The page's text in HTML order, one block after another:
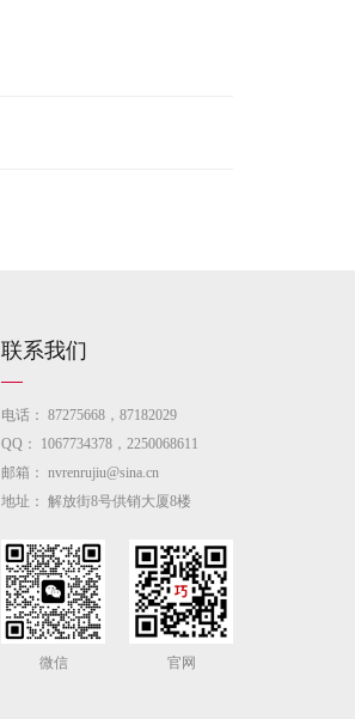
联系我们
电话： 87275668，87182029
QQ：
1067734378，2250068611
邮箱： nvrenrujiu@sina.cn
地址： 解放街8号供销大厦8楼
微信 官网